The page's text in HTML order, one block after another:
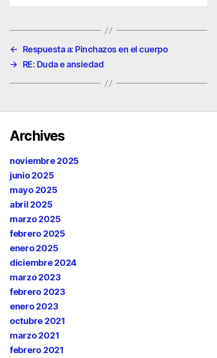
←
Respuesta a: Pinchazos en el cuerpo
→
RE: Duda e ansiedad
Archives
noviembre 2025
junio 2025
mayo 2025
abril 2025
marzo 2025
febrero 2025
enero 2025
diciembre 2024
marzo 2023
febrero 2023
enero 2023
octubre 2021
marzo 2021
febrero 2021